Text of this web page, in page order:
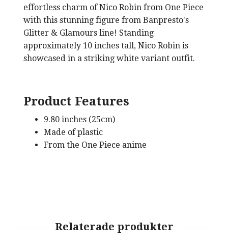
effortless charm of Nico Robin from One Piece
with this stunning figure from Banpresto's
Glitter & Glamours line! Standing
approximately 10 inches tall, Nico Robin is
showcased in a striking white variant outfit.
Product Features
9.80 inches (25cm)
Made of plastic
From the One Piece anime